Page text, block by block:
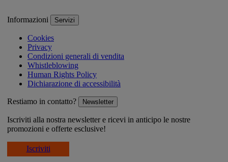
Informazioni Servizi
Cookies
Privacy
Condizioni generali di vendita
Whistleblowing
Human Rights Policy
Dichiarazione di accessibilità
Restiamo in contatto? Newsletter
Iscriviti alla nostra newsletter e ricevi in anticipo le nostre
promozioni e offerte esclusive!
Iscriviti